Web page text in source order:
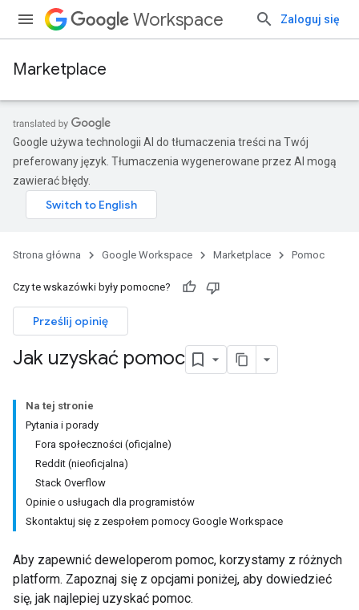
Workspace Zaloguj się
Marketplace
Google używa technologii AI do tłumaczenia treści na Twój
preferowany język. Tłumaczenia wygenerowane przez AI mogą
zawierać błędy.
Strona główna Google Workspace Marketplace Pomoc
Czy te wskazówki były pomocne?
Prześlij opinię
Jak uzyskać pomoc
Na tej stronie
Pytania i porady
Fora społeczności (oficjalne)
Reddit (nieoficjalna)
Stack Overflow
Opinie o usługach dla programistów
Skontaktuj się z zespołem pomocy Google Workspace
Aby zapewnić deweloperom pomoc, korzystamy z różnych
platform. Zapoznaj się z opcjami poniżej, aby dowiedzieć
się, jak najlepiej uzyskać pomoc.